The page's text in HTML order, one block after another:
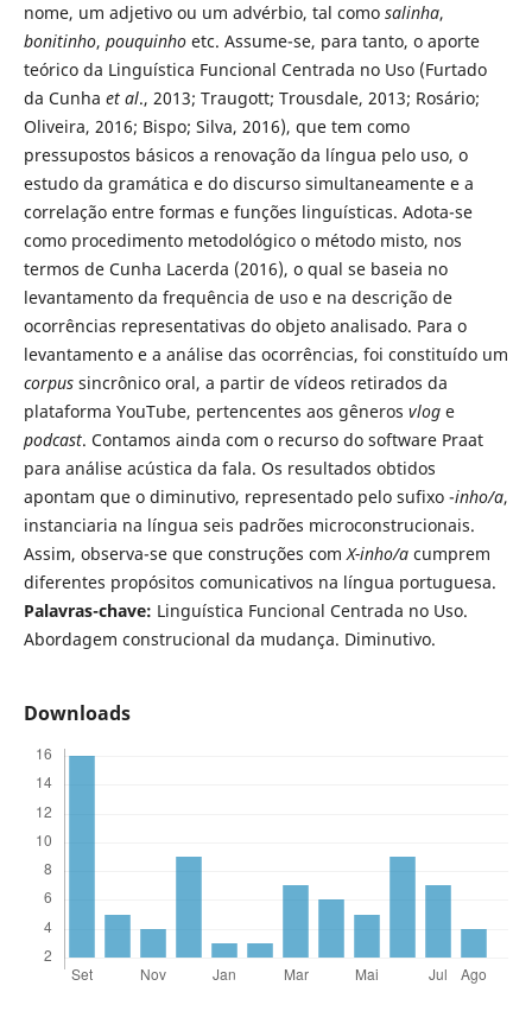
nome, um adjetivo ou um advérbio, tal como salinha,
bonitinho, pouquinhoetc. Assume-se, para tanto, o aporte
teórico da Linguística Funcional Centrada no Uso (Furtado
da Cunha et al., 2013; Traugott; Trousdale, 2013; Rosário;
Oliveira, 2016; Bispo; Silva, 2016), que tem como
pressupostos básicos a renovação da língua pelo uso, o
estudo da gramática e do discurso simultaneamente e a
correlação entre formas e funções linguísticas. Adota-se
como procedimento metodológico o método misto, nos
termos de Cunha Lacerda (2016), o qual se baseia no
levantamento da frequência de uso e na descrição de
ocorrências representativas do objeto analisado. Para o
levantamento e a análise das ocorrências, foi constituído um
corpussincrônico oral, a partir de vídeos retirados da
plataforma YouTube, pertencentes aos gêneros vloge
podcast. Contamos ainda com o recurso do software Praat
para análise acústica da fala. Os resultados obtidos
apontam que o diminutivo, representado pelo sufixo -inho/a,
instanciaria na língua seis padrões microconstrucionais.
Assim, observa-se que construções comX-inho/acumprem
diferentes propósitos comunicativos na língua portuguesa.
Palavras-chave: Linguística Funcional Centrada no Uso.
Abordagem construcional da mudança. Diminutivo.
Downloads